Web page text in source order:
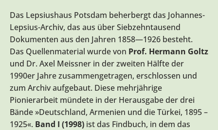
Das Lepsiushaus Potsdam beherbergt das Johannes-
Lepsius-Archiv, das aus über Siebzehntausend
Dokumenten aus den Jahren 1858—1926 besteht.
Das Quellenmaterial wurde von Prof. Hermann Goltz
und Dr. Axel Meissner in der zweiten Hälfte der
1990er Jahre zusammengetragen, erschlossen und
zum Archiv aufgebaut. Diese mehrjährige
Pionierarbeit mündete in der Herausgabe der drei
Bände »Deutschland, Armenien und die Türkei, 1895 –
1925«. Band I (1998) ist das Findbuch, in dem das